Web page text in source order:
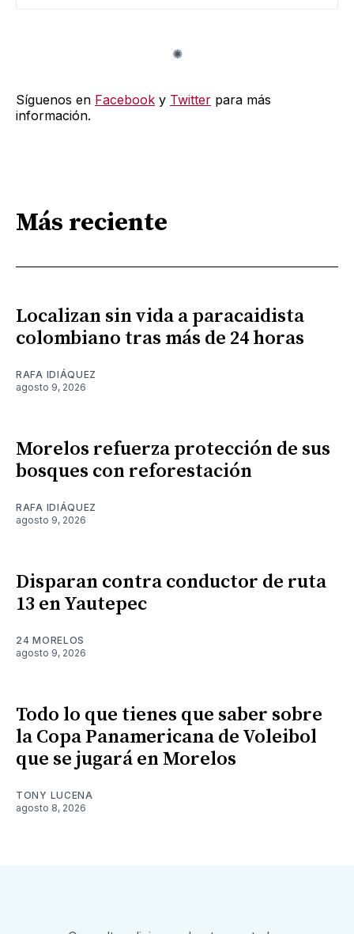
Síguenos en Facebook y Twitter para más
información.
Más reciente
Localizan sin vida a paracaidista
colombiano tras más de 24 horas
RAFA IDIÁQUEZ
agosto 9, 2026
Morelos refuerza protección de sus
bosques con reforestación
RAFA IDIÁQUEZ
agosto 9, 2026
Disparan contra conductor de ruta
13 en Yautepec
24 MORELOS
agosto 9, 2026
Todo lo que tienes que saber sobre
la Copa Panamericana de Voleibol
que se jugará en Morelos
TONY LUCENA
agosto 8, 2026